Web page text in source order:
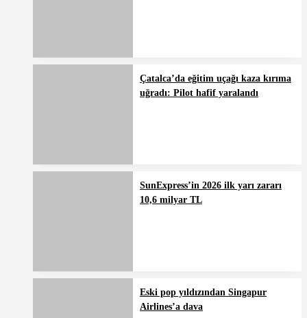
Çatalca’da eğitim uçağı kaza kırıma
uğradı: Pilot hafif yaralandı
SunExpress’in 2026 ilk yarı zararı
10,6 milyar TL
Eski pop yıldızından Singapur
Airlines’a dava